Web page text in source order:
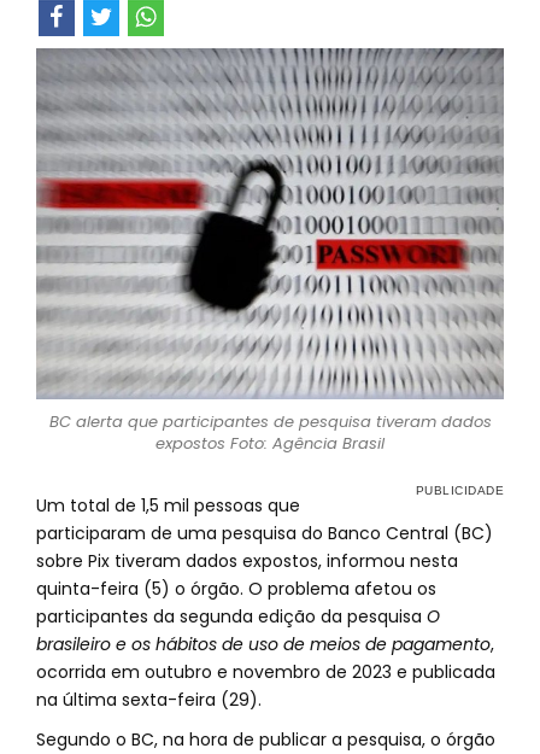
BC alerta que participantes de pesquisa tiveram dados
expostos Foto: Agência Brasil
Um total de 1,5 mil pessoas que
participaram de uma pesquisa do Banco Central (BC)
sobre Pix tiveram dados expostos, informou nesta
quinta-feira (5) o órgão. O problema afetou os
participantes da segunda edição da pesquisa O
brasileiro e os hábitos de uso de meios de pagamento,
ocorrida em outubro e novembro de 2023 e publicada
na última sexta-feira (29).
Segundo o BC, na hora de publicar a pesquisa, o órgão